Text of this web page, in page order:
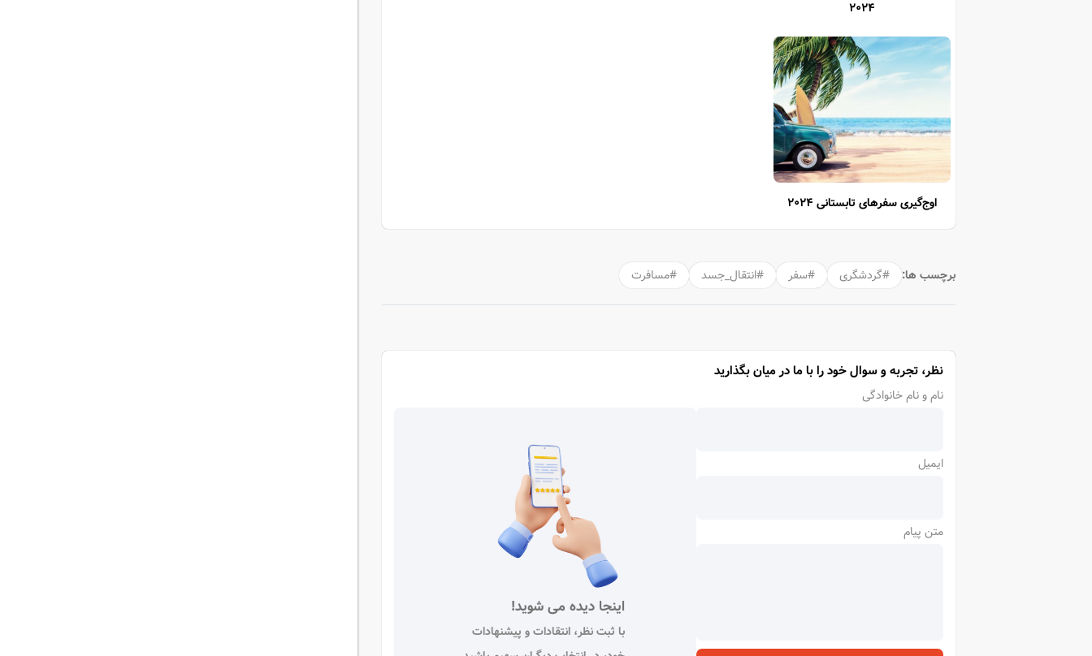
۲۰۲۴
اوج‌گیری سفرهای تابستانی ۲۰۲۴
برچسب ها: #گردشگری #سفر #انتقال_جسد #مسافرت
نظر، تجربه و سوال خود را با ما در میان بگذارید
نام و نام خانوادگی
ایمیل
متن پیام
اینجا دیده می شوید!
با ثبت نظر، انتقادات و پیشنهادات